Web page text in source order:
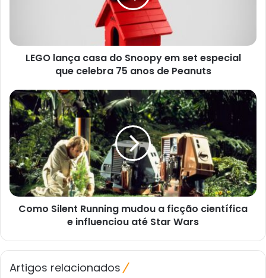
que
celebra
de
Peanuts
LEGO lança casa do Snoopy em set especial
que celebra 75 anos de Peanuts
Como
Silent
Running
mudou
a
ficção
científica
e
influenciou
atéComo Silent Running mudou a ficção científica
e influenciou até Star Wars
Artigos relacionados